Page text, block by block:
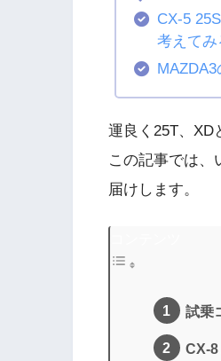
CX-5
考えてみ
運良く25T、XD
この記事では、
届けします。
試乗
CX-